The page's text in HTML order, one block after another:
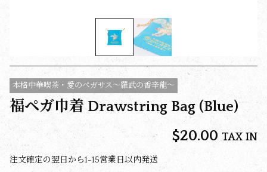
本格中華喫茶・愛のペガサス～羅武の香辛龍～
福ペガ巾着 Drawstring Bag (Blue)
$‌20.00 TAX IN
注文確定の翌日から1-15営業日以内発送